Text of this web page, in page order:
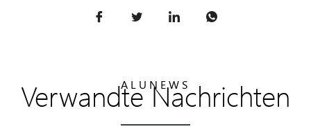
ALUNEWS
Verwandte Nachrichten